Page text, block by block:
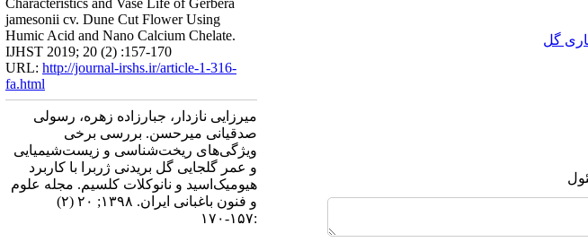
گل
Characteristics and Vase Life of Gerbera
jamesonii cv. Dune Cut Flower Using
Humic Acid and Nano Calcium Chelate.
IJHST 2019; 20 (2) :157-170
URL: http://journal-irshs.ir/article-1-316-
fa.html
میرزایی نازدار، جبارزاده زهره، رسولی
صدقیانی میرحسن. بررسی برخی
ویژگی‌های ریخت‌شناسی و زیست‌شیمیایی
و عمر گلجایی گل بریدنی ژربرا با کاربرد
هیومیک‌اسید و نانوکلات کلسیم. مجله علوم
و فنون باغبانی ایران. ۱۳۹۸; ۲۰ (۲)
:۱۵۷-۱۷۰